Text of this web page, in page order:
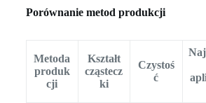
Porównanie metod produkcji
Metoda
produk
cji
Kształt
cząstecz
ki
Czystoś
ć